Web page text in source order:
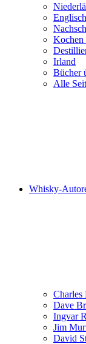
Irland
Bücher
Alle
Whisky-
Charles
Dave
Ingvar
Jim
David